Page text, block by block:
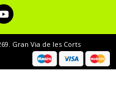
Gran Via de les Corts